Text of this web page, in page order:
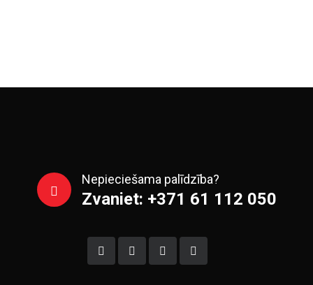
Nepieciešama palīdzība?
Zvaniet: +371 61 112 050